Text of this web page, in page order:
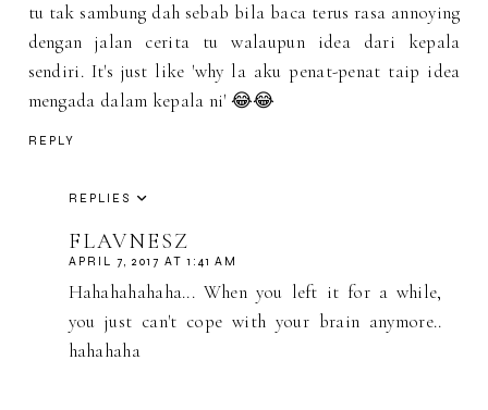
tu tak sambung dah sebab bila baca terus rasa annoying
dengan jalan cerita tu walaupun idea dari kepala
sendiri. It's just like 'why la aku penat-penat taip idea
mengada dalam kepala ni' 😂😂
REPLY
REPLIES
FLAVNESZ
APRIL 7, 2017 AT 1:41 AM
Hahahahahaha... When you left it for a while,
you just can't cope with your brain anymore..
hahahaha